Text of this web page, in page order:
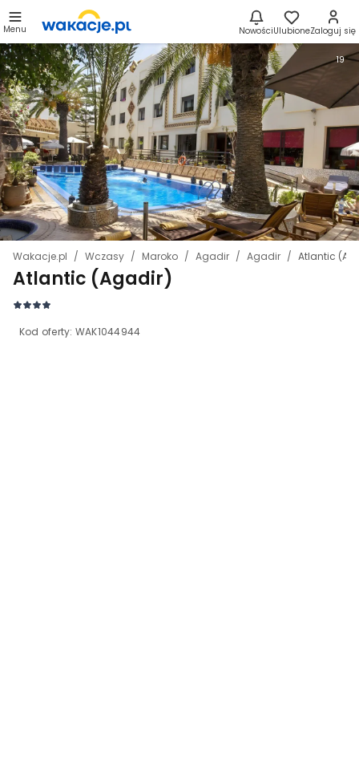
Menu NowościUlubioneZaloguj się
Wakacje.pl Wczasy Maroko Agadir Agadir Atlantic
Atlantic (Agadir)
Kod oferty: WAK1044944
19